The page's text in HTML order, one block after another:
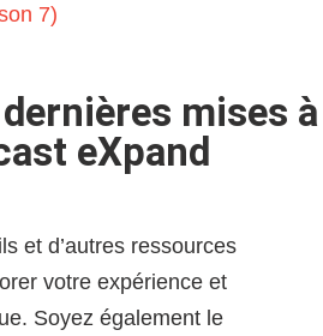
7)
mises à
eXpand
et d’autres ressources
votre expérience et
Soyez également le